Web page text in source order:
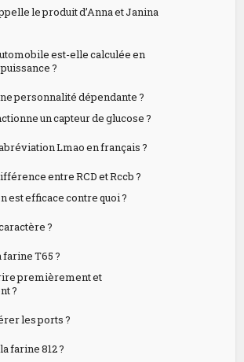
le produit d’Anna et Janina
est-elle calculée en
?
personnalité dépendante ?
un capteur de glucose ?
Lmao en français ?
entre RCD et Rccb ?
est efficace contre quoi ?
?
farine T65 ?
premièrement et
?
les ports ?
farine 812 ?